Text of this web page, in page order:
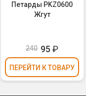
Петарды PKZ0600
Жгут
240 95 ₽
ПЕРЕЙТИ К ТОВАРУ